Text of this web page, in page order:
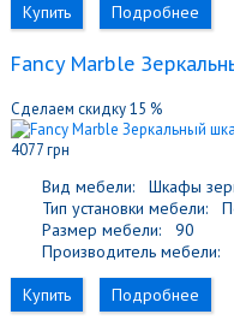
Купить Подробнее
Fancy Marble
Сделаем скидку 15 %
4077 грн
Вид мебели:
Шкафы
Тип установки мебели:
Размер мебели:
90
Производитель мебели:
Купить
Подробнее